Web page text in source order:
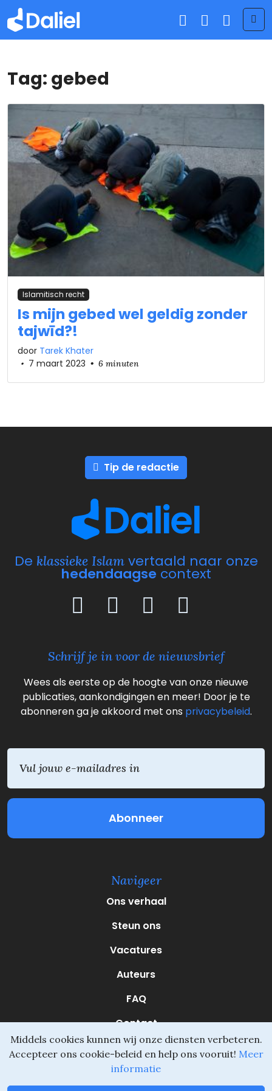
Tag: gebed
Islamitisch recht
Is mijn gebed wel geldig zonder
tajwīd?!
door Tarek Khater
• 7 maart 2023 • 6 minuten
Tip de redactie
De klassieke Islamvertaald naar onze
hedendaagse context
Schrijf je in voor de nieuwsbrief
Wees als eerste op de hoogte van onze nieuwe
publicaties, aankondigingen en meer! Door je te
abonneren ga je akkoord met ons privacybeleid.
m
i
l
V
i
t
Navigeer
Ons verhaal
Steun ons
Vacatures
Auteurs
FAQ
Contact
Middels cookies kunnen wij onze diensten verbeteren.
Accepteer ons cookie-beleid en help ons vooruit! Meer
informatie